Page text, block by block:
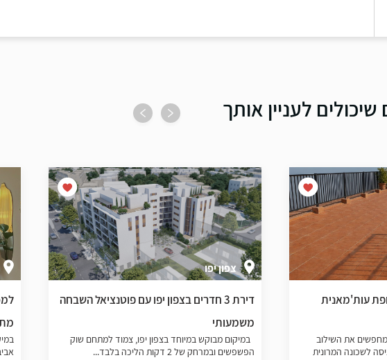
לעניין אותך
עות'מאנית
את השילוב
לשכונה המרונית
צפון יפו
דירת 3 חדרים בצפון יפו עם פוטנציאל השבחה
משמעותי
במיקום מבוקש במיוחד בצפון יפו, צמוד למתחם שוק
הפשפשים ובמרחק של 2 דקות הליכה בלבד...